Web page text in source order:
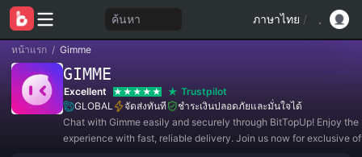
ค้นหา ภาษาไทย /
หน้าแรก / Gimme
GIMME
Excellent
Trustpilot
GLOBAL
จัดส่งทันที
ชำระเงินปลอดภัยและมั่นใจได้
Chat with Gimme easily and securely through BitTopUp! Enjoy the
experience with fast, reliable delivery. Join us now for exclusive